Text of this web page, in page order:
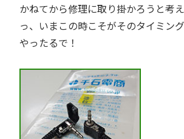
かねてから修理に取り掛かろうと考
っ、いまこの時こそがそのタイミン
やったるで！